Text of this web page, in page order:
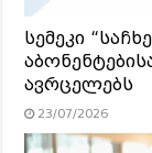
სემეკი
ავრცელებს
23/07/2026